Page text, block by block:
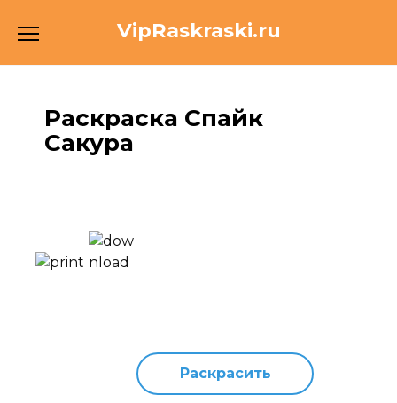
VipRaskraski.ru
Раскраска Спайк
Сакура
Раскрасить